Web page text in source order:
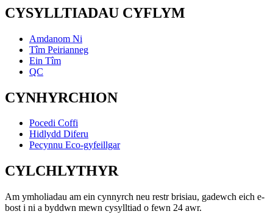
CYSYLLTIADAU CYFLYM
Amdanom Ni
Tîm Peirianneg
Ein Tîm
QC
CYNHYRCHION
Pocedi Coffi
Hidlydd Diferu
Pecynnu Eco-gyfeillgar
CYLCHLYTHYR
Am ymholiadau am ein cynnyrch neu restr brisiau, gadewch eich e-
bost i ni a byddwn mewn cysylltiad o fewn 24 awr.